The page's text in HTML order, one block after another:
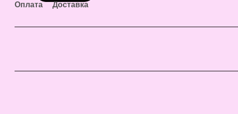
Оплата Доставка